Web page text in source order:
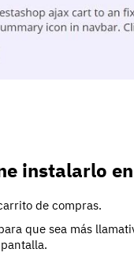
instalarlo
de compras.
que sea más